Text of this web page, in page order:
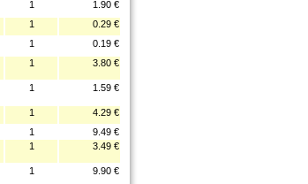
1
1.90 €
1
0.29 €
1
0.19 €
1 3.80 €
1 1.59 €
1
4.29 €
1
9.49 €
1 3.49 €
1
9.90 €